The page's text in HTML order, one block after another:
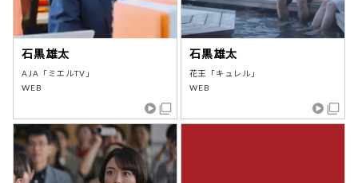
石黒雄太
AJA「ミエルTV」
WEB
石黒雄太
花王「キュレル」
WEB